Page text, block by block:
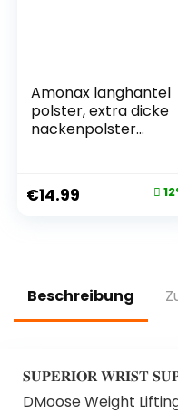
Amonax langhantel
polster, extra dicke
nackenpolster
für hip thrust und
squat, und andere
€14.99
Beschreibung
𝐒𝐔𝐏𝐄𝐑𝐈𝐎𝐑 𝐖𝐑𝐈𝐒𝐓
DMoose Weight